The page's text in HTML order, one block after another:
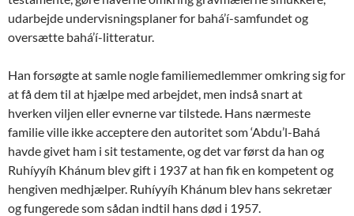
udarbejde undervisningsplaner for bahá’í-samfundet og
oversætte bahá’í-litteratur.
Han forsøgte at samle nogle familiemedlemmer omkring sig for
at få dem til at hjælpe med arbejdet, men indså snart at
hverken viljen eller evnerne var tilstede. Hans nærmeste
familie ville ikke acceptere den autoritet som ‘Abdu’l-Bahá
havde givet ham i sit testamente, og det var først da han og
Ruhíyyíh Khánum blev gift i 1937 at han fik en kompetent og
hengiven medhjælper. Ruhíyyíh Khánum blev hans sekretær
og fungerede som sådan indtil hans død i 1957.